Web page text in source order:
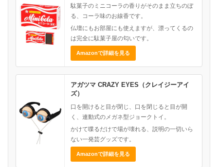
駄菓子のミニコーラの香りがそのまま立ちのぼ
る、コーラ味のお線香です。
仏壇にもお部屋にも使えますが、漂ってくるの
は完全に駄菓子屋の匂いです。
Amazonで詳細を見る
アガツマ CRAZY EYES（クレイジーアイ
ズ）
口を開けると目が閉じ、口を閉じると目が開
く、連動式のメガネ型ジョークトイ。
かけて喋るだけで場が壊れる、説明の一切いら
ない一発芸グッズです。
Amazonで詳細を見る